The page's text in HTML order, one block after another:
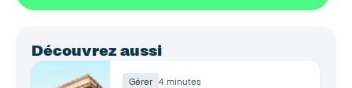
Découvrez aussi
Gérer 4 minutes